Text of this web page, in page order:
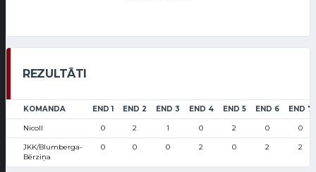
REZULTĀTI
KOMANDA END 1 END 2 END 3 END 4 END 5 END 6 END 7
Nicoll 0 2 1 0 2 0 0
JKK/Blumberga-
Bērziņa
0 0 0 2 0 2 2